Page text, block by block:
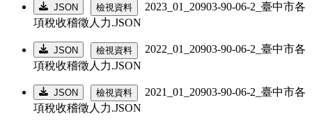
JSON 檢視資料
2023_01_20903-90-06-2_臺中市各
項稅收稽徵人力.JSON
JSON 檢視資料
2022_01_20903-90-06-2_臺中市各
項稅收稽徵人力.JSON
JSON 檢視資料
2021_01_20903-90-06-2_臺中市各
項稅收稽徵人力.JSON